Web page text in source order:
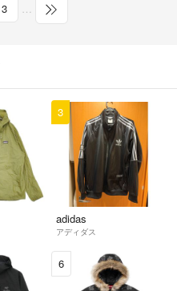
3 …
3
adidas
アディダス
6